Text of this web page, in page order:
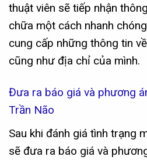
thuật viên sẽ tiếp nhận
chữa một cách nhanh
cung cấp những thông tin
cũng như địa chỉ của mình.
Đưa ra báo giá và phương
Trần Não
Sau khi đánh giá tình trạng
sẽ đưa ra báo giá và